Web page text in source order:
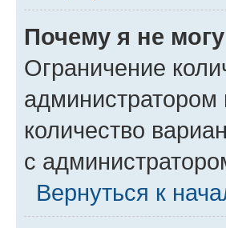
Почему я не
Ограничение
количество
с
Вернуться к